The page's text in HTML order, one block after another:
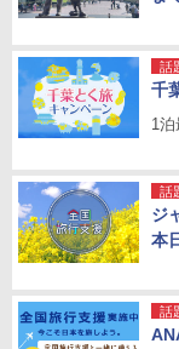
話
千
1
話
ジ
本
話